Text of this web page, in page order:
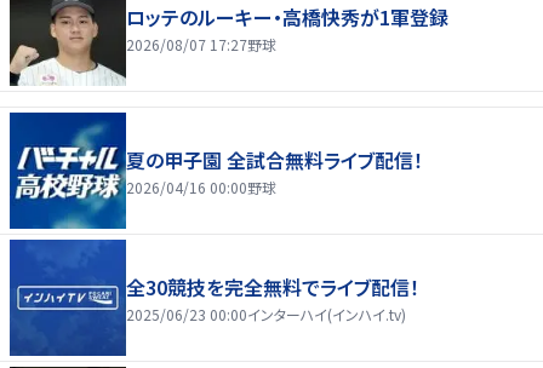
ロッテのルーキー・高橋快秀が1軍登録
2026/08/07 17:27野球
夏の甲子園 全試合無料ライブ配信！
2026/04/16 00:00野球
全30競技を完全無料でライブ配信！
2025/06/23 00:00インターハイ(インハイ.tv)